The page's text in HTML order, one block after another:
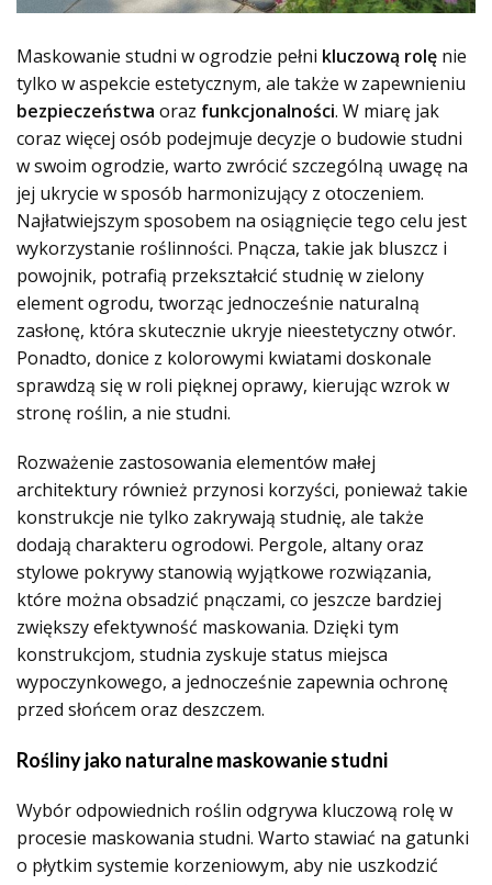
Maskowanie studni w ogrodzie pełni kluczową rolę nie
tylko w aspekcie estetycznym, ale także w zapewnieniu
bezpieczeństwa oraz funkcjonalności. W miarę jak
coraz więcej osób podejmuje decyzje o budowie studni
w swoim ogrodzie, warto zwrócić szczególną uwagę na
jej ukrycie w sposób harmonizujący z otoczeniem.
Najłatwiejszym sposobem na osiągnięcie tego celu jest
wykorzystanie roślinności. Pnącza, takie jak bluszcz i
powojnik, potrafią przekształcić studnię w zielony
element ogrodu, tworząc jednocześnie naturalną
zasłonę, która skutecznie ukryje nieestetyczny otwór.
Ponadto, donice z kolorowymi kwiatami doskonale
sprawdzą się w roli pięknej oprawy, kierując wzrok w
stronę roślin, a nie studni.
Rozważenie zastosowania elementów małej
architektury również przynosi korzyści, ponieważ takie
konstrukcje nie tylko zakrywają studnię, ale także
dodają charakteru ogrodowi. Pergole, altany oraz
stylowe pokrywy stanowią wyjątkowe rozwiązania,
które można obsadzić pnączami, co jeszcze bardziej
zwiększy efektywność maskowania. Dzięki tym
konstrukcjom, studnia zyskuje status miejsca
wypoczynkowego, a jednocześnie zapewnia ochronę
przed słońcem oraz deszczem.
Rośliny jako naturalne maskowanie studni
Wybór odpowiednich roślin odgrywa kluczową rolę w
procesie maskowania studni. Warto stawiać na gatunki
o płytkim systemie korzeniowym, aby nie uszkodzić